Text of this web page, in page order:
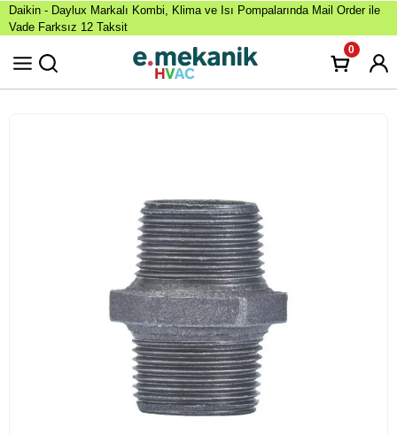
Daikin - Daylux Markalı Kombi, Klima ve Isı Pompalarında Mail Order ile
Vade Farksız 12 Taksit
0